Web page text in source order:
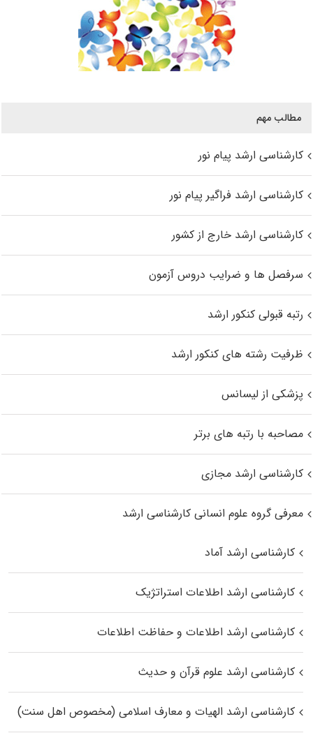
مطالب مهم
کارشناسی ارشد پیام نور
کارشناسی ارشد فراگیر پیام نور
کارشناسی ارشد خارج از کشور
سرفصل ها و ضرایب دروس آزمون
رتبه قبولی کنکور ارشد
ظرفیت رشته های کنکور ارشد
پزشکی از لیسانس
مصاحبه با رتبه های برتر
کارشناسی ارشد مجازی
معرفی گروه علوم انسانی کارشناسی ارشد
کارشناسی ارشد آماد
کارشناسی ارشد اطلاعات استراتژیک
کارشناسی ارشد اطلاعات و حفاظت اطلاعات
کارشناسی ارشد علوم قرآن و حدیث
کارشناسی ارشد الهیات و معارف اسلامی (مخصوص اهل سنت)